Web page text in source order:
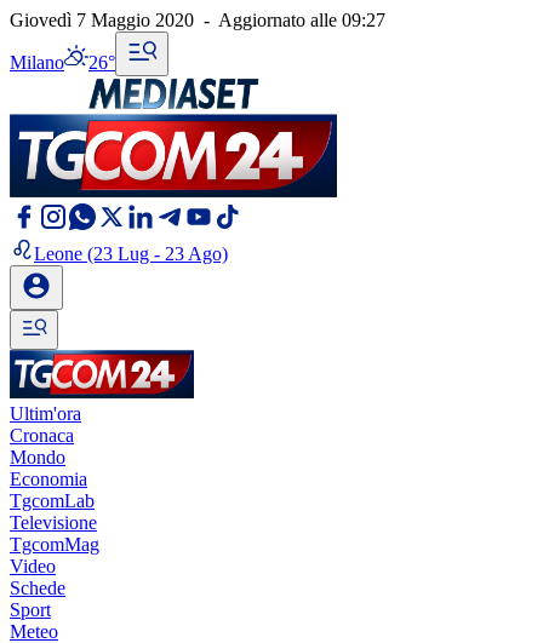
Giovedì 7 Maggio 2020 - Aggiornato alle 09:27
Milano 26°
Leone (23 Lug - 23 Ago)
Ultim'ora
Cronaca
Mondo
Economia
TgcomLab
Televisione
TgcomMag
Video
Schede
Sport
Meteo